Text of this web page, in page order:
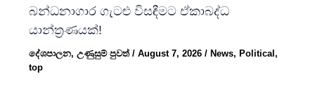
බන්ධනාගාර ගැටළු විසඳීමට ඒකාබද්ධ
යාන්ත්‍රණයක්!
දේශපාලන,උණුසුම් පුවත්/August 7, 2026/News,Political,
top